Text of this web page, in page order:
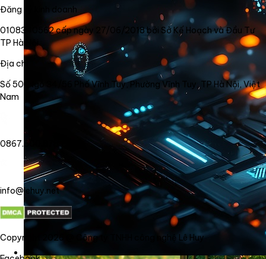
Đăng ký kinh doanh
0108340562 cấp ngày 27/06/2018 bởi Sở Kế Hoạch và Đầu Tư
TP Hà Nội
Địa chỉ
Số 50, Ngõ 34/56 Phố Vĩnh Tuy, Phường Vĩnh Tuy, TP Hà Nội, Việt
Nam
0867.800.878
info@lehuy.net
Copyright 2026 @ Công ty TNHH công nghệ Lê Huy